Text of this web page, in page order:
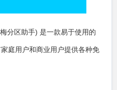
分区助手) 是一款易于使用的
庭用户和商业用户提供各种免